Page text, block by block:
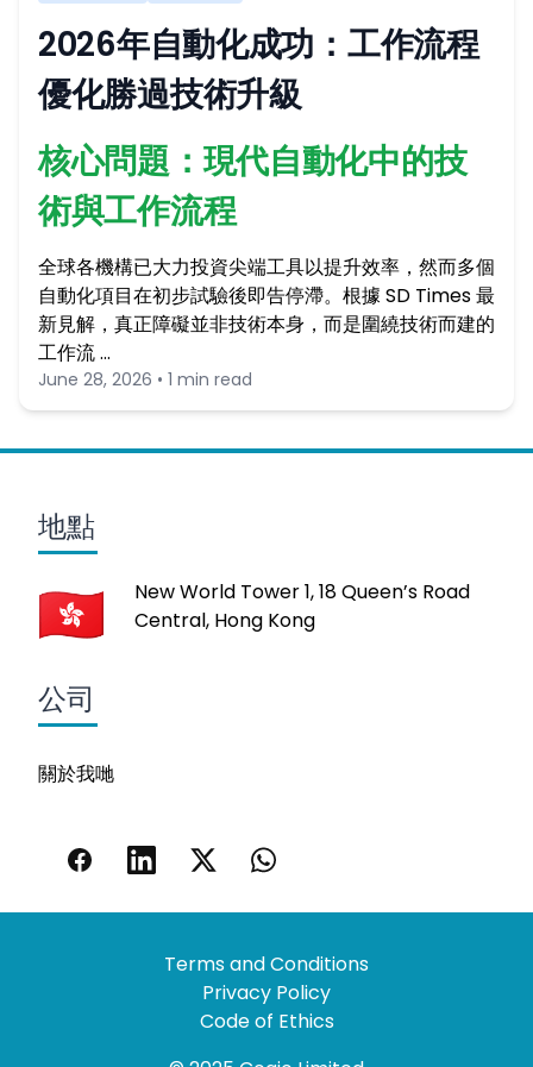
2026年自動化成功：工作流程
優化勝過技術升級
核心問題：現代自動化中的技
術與工作流程
全球各機構已大力投資尖端工具以提升效率，然而多個
自動化項目在初步試驗後即告停滯。根據 SD Times 最
新見解，真正障礙並非技術本身，而是圍繞技術而建的
工作流 …
June 28, 2026 • 1 min read
地點
New World Tower 1, 18 Queen’s Road
Central, Hong Kong
公司
關於我哋
Terms and Conditions
Privacy Policy
Code of Ethics